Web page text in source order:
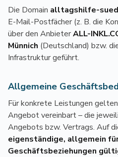
Die Domain alltagshilfe-
E-Mail-Postfächer (z. B. die
über den AnbieterALL-
Münnich (Deutschland) bzw.
Infrastruktur geführt.
Allgemeine
Für konkrete Leistungen
Angebot vereinbart – die
Angebots bzw. Vertrags. Auf
eigenständige, allgemein
Geschäftsbeziehungen